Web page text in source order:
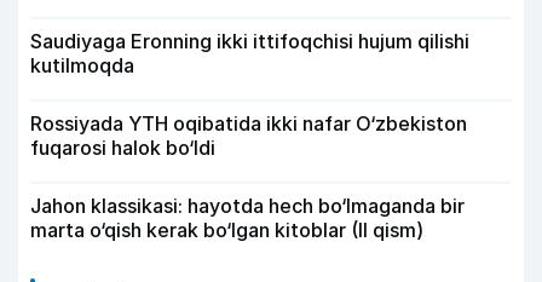
Saudiyaga Eronning ikki ittifoqchisi hujum qilishi
kutilmoqda
Rossiyada YTH oqibatida ikki nafar O‘zbekiston
fuqarosi halok bo‘ldi
Jahon klassikasi: hayotda hech bo‘lmaganda bir
marta o‘qish kerak bo‘lgan kitoblar (II qism)